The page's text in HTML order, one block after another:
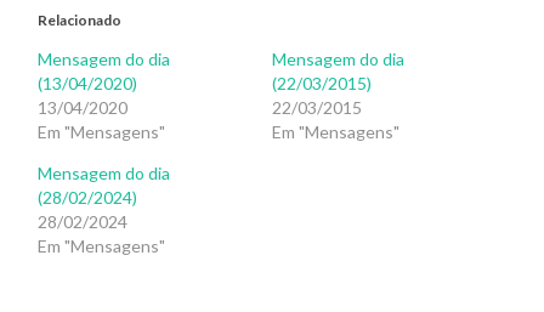
Relacionado
Mensagem do dia
(13/04/2020)
13/04/2020
Em "Mensagens"
Mensagem do dia
(22/03/2015)
22/03/2015
Em "Mensagens"
Mensagem do dia
(28/02/2024)
28/02/2024
Em "Mensagens"